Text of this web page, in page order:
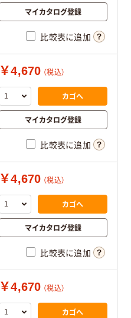
マイカタログ登録
比較表に追加
￥4,670 （税込）
カゴへ
マイカタログ登録
比較表に追加
￥4,670 （税込）
カゴへ
マイカタログ登録
比較表に追加
￥4,670 （税込）
カゴへ